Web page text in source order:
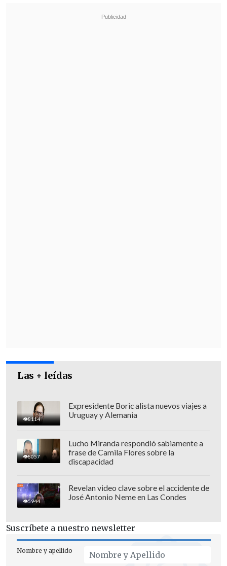
Las + leídas
8114
Expresidente Boric alista nuevos viajes a
Uruguay y Alemania
8057
Lucho Miranda respondió sabiamente a
frase de Camila Flores sobre la
discapacidad
5944
Revelan video clave sobre el accidente de
José Antonio Neme en Las Condes
Suscríbete a nuestro newsletter
Nombre y apellido